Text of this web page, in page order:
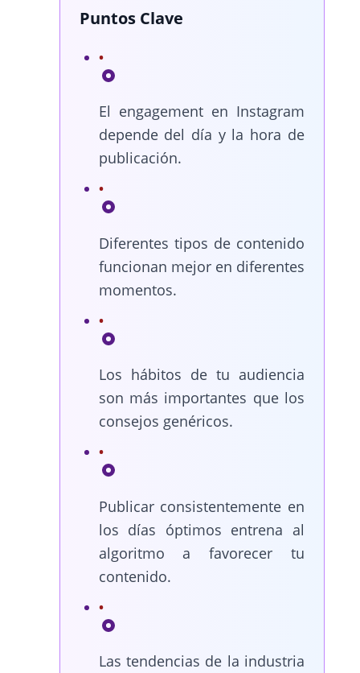
Puntos Clave
El engagement en Instagram
depende del día y la hora de
publicación.
Diferentes tipos de contenido
funcionan mejor en diferentes
momentos.
Los hábitos de tu audiencia
son más importantes que los
consejos genéricos.
Publicar consistentemente en
los días óptimos entrena al
algoritmo a favorecer tu
contenido.
Las tendencias de la industria